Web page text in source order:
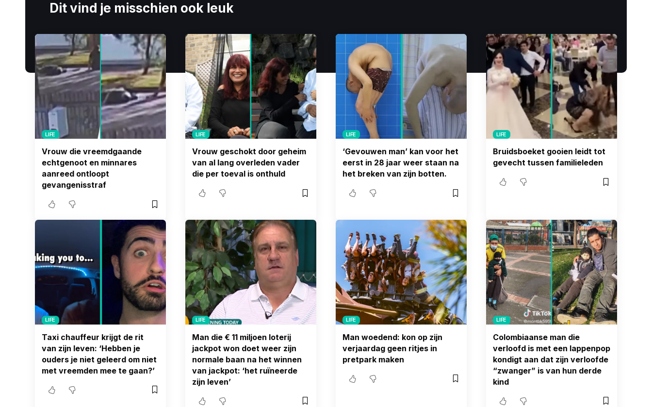
Dit vind je misschien ook leuk
LIFE
Vrouw die vreemdgaande
echtgenoot en minnares
aanreed ontloopt
gevangenisstraf
LIFE
Vrouw geschokt door geheim
van al lang overleden vader
die per toeval is onthuld
LIFE
‘Gevouwen man’ kan voor het
eerst in 28 jaar weer staan na
het breken van zijn botten.
LIFE
Bruidsboeket gooien leidt tot
gevecht tussen familieleden
LIFE
Taxi chauffeur krijgt de rit
van zijn leven: ‘Hebben je
ouders je niet geleerd om niet
met vreemden mee te gaan?’
LIFE
Man die € 11 miljoen loterij
jackpot won doet weer zijn
normale baan na het winnen
van jackpot: ‘het ruïneerde
zijn leven’
LIFE
Man woedend: kon op zijn
verjaardag geen ritjes in
pretpark maken
LIFE
Colombiaanse man die
verloofd is met een lappenpop
kondigt aan dat zijn verloofde
“zwanger” is van hun derde
kind